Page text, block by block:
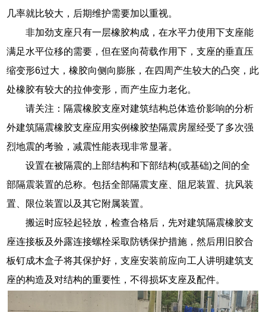
几率就比较大，后期维护需要加以重视。
非加劲支座只有一层橡胶构成，在水平力使用下支座能
满足水平位移的需要，但在竖向荷载作用下，支座的垂直压
缩变形6过大，橡胶向侧向膨胀，在四周产生较大的凸突，此
处橡胶有较大的拉伸变形，而产生应力老化。
请关注：隔震橡胶支座对建筑结构总体造价影响的分析
外建筑隔震橡胶支座应用实例橡胶垫隔震房屋经受了多次强
烈地震的考验，减震性能表现非常显著。
设置在被隔震的上部结构和下部结构(或基础)之间的全
部隔震装置的总称。包括全部隔震支座、阻尼装置、抗风装
置、限位装置以及其它附属装置。
搬运时应轻起轻放，检查合格后，先对建筑隔震橡胶支
座连接板及外露连接螺栓采取防锈保护措施，然后用旧胶合
板钉成木盒子将其保护好，支座安装前应向工人讲明建筑支
座的构造及对结构的重要性，不得损坏支座及配件。